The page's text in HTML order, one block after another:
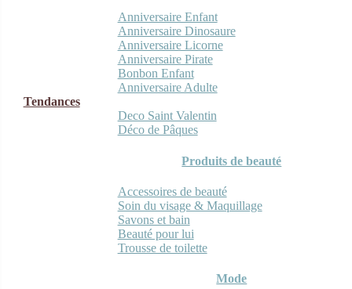
Anniversaire Enfant
Anniversaire Dinosaure
Anniversaire Licorne
Anniversaire Pirate
Bonbon Enfant
Anniversaire Adulte
Tendances
Deco Saint Valentin
Déco de Pâques
Produits de beauté
Accessoires de beauté
Soin du visage & Maquillage
Savons et bain
Beauté pour lui
Trousse de toilette
Mode